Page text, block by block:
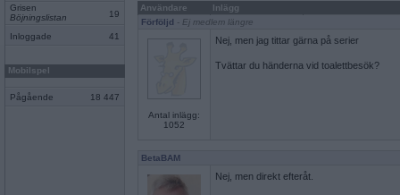
Grisen
Böjningslistan
19
Inloggade 41
Mobilspel
Pågående 18 447
Användare
Inlägg
Förföljd - Ej medlem längre
Antal inlägg:
1052
Nej, men jag tittar gärna på serier
Tvättar du händerna vid toalettbesök?
BetaBAM
Nej, men direkt efteråt.